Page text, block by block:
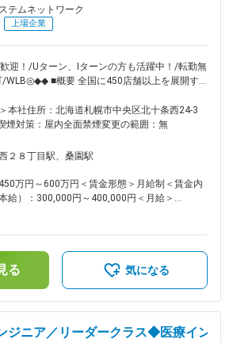
ク加盟件数は47都道府県で約11,678件（2025
各地で事業を展開しています。 ■就業環境：
のいい働き方も実現可能です。 産休・育休取
約98％など、高い定着率が特徴で、長期的な
テムネットワーク
上場企業
迎！/Uターン、Iターンの方も活躍中！/転勤無
/WLB◎◆◆ ■概要 全国に450店舗以上を展開す
社にて、クラウドエンジニアとしてご活躍いた
■業務内容 流通システム部に
ンジニアとしてAWSを中心としたクラウドイ
構築・運用保守をお任せします。 調剤薬局向
る強化を予定。事業成長を支える重要なポジシ
量を持って技術選定や改善提案にも関われま
土があり、「やりたい」と手を挙げればチャレ
テム本部は59名で構成
齢も20代～50代まで幅広く在籍しておりま
ステップアップも可能です。 ■働きやすい
均15時間程度なので、ワークライフバランス
ができます。リモートワークも業務に応じて可
本社住所：北海道札幌市中央区北十条西24-3
煙対策：屋内全面禁煙変更の範囲：無
２８丁目駅、桑園駅
万円～600万円＜賃金形態＞月給制＜賃金内
給）：300,000円～400,000円＜月給＞
くまでも目安の金額であり、選考を通じて上下
ります。月給(月額)は固定手当を含めた表記で
る 気になる
ジニア／リーダークラス◆医療イン